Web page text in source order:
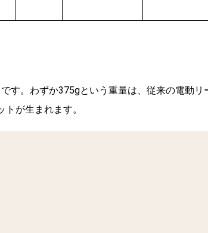
す。わずか375gという重量は、従来の電動リ
が生まれます。